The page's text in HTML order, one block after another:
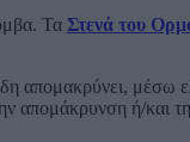
Τα Στενά του
απομακρύνει, μέσω
απομάκρυνση ή/και